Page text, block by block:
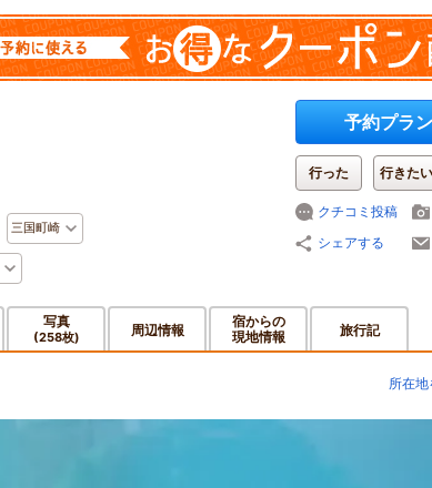
三国町崎
予約プラ
行った 行きたい
クチコミ投稿
シェアする
写真
(258枚) 周辺情報
宿からの
現地情報
旅行記
所在